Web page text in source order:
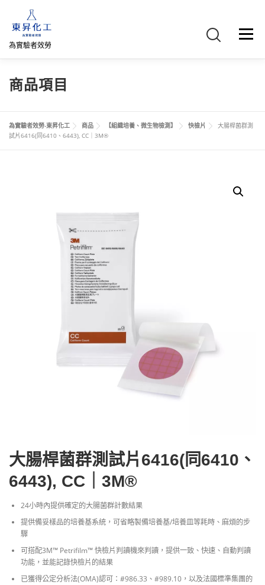
為實驗者效勞
選單
首頁 關於我們
網路商店 直購專區 詢價車、購物車/會員
商品項目
為實驗者效勞-東昇化工 商品 【組織培養、微生物檢測】 快檢片
大腸桿菌群測
試片6416(同6410、6443), CC｜3M®
大腸桿菌群測試片6416(同6410、
6443), CC｜3M®
24小時內提供確定的大腸菌群計數結果
提供備妥樣品的培養基系統，可省略製備培養基/培養皿等耗時、麻煩的步
驟
可搭配3M™ Petrifilm™ 快檢片判讀機來判讀，提供一致、快速、自動判讀
功能，並能記錄快檢片的結果
已獲得公定分析法(OMA)認可：#986.33、#989.10，以及法國標準集團的